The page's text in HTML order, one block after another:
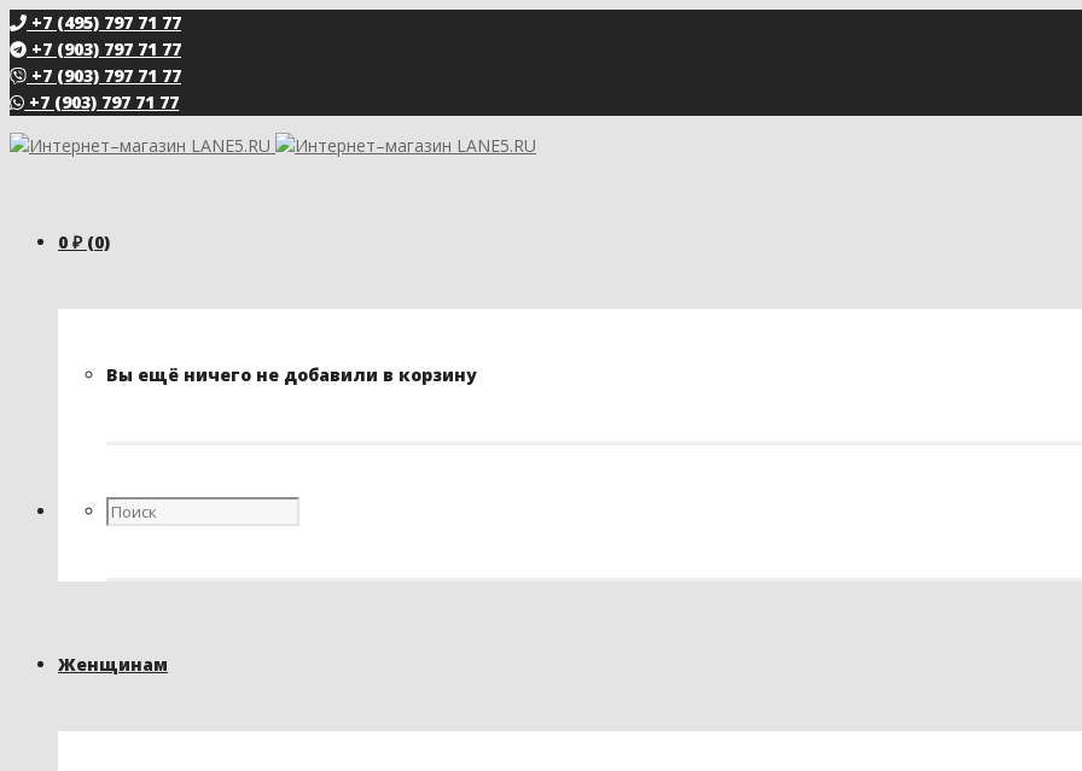
+7 (495) 797 71 77
+7 (903) 797 71 77
+7 (903) 797 71 77
+7 (903) 797 71 77
0 ₽(0)
Вы ещё ничего не добавили в корзину
Женщинам